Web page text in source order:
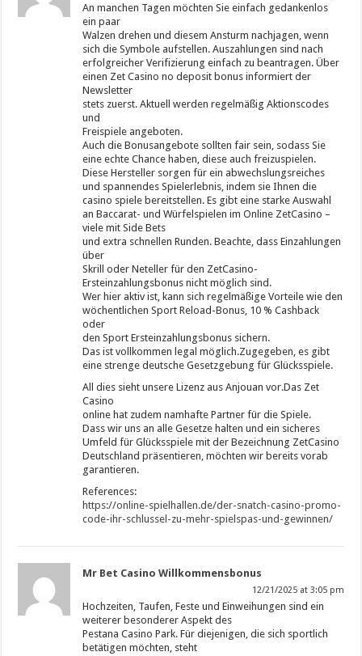
An manchen Tagen möchten Sie einfach gedankenlos
ein paar
Walzen drehen und diesem Ansturm nachjagen, wenn
sich die Symbole aufstellen. Auszahlungen sind nach
erfolgreicher Verifizierung einfach zu beantragen. Über
einen Zet Casino no deposit bonus informiert der
Newsletter
stets zuerst. Aktuell werden regelmäßig Aktionscodes
und
Freispiele angeboten.
Auch die Bonusangebote sollten fair sein, sodass Sie
eine echte Chance haben, diese auch freizuspielen.
Diese Hersteller sorgen für ein abwechslungsreiches
und spannendes Spielerlebnis, indem sie Ihnen die
casino spiele bereitstellen. Es gibt eine starke Auswahl
an Baccarat- und Würfelspielen im Online ZetCasino –
viele mit Side Bets
und extra schnellen Runden. Beachte, dass Einzahlungen
über
Skrill oder Neteller für den ZetCasino-
Ersteinzahlungsbonus nicht möglich sind.
Wer hier aktiv ist, kann sich regelmäßige Vorteile wie den
wöchentlichen Sport Reload-Bonus, 10 % Cashback
oder
den Sport Ersteinzahlungsbonus sichern.
Das ist vollkommen legal möglich.Zugegeben, es gibt
eine strenge deutsche Gesetzgebung für Glücksspiele.
All dies sieht unsere Lizenz aus Anjouan vor.Das Zet
Casino
online hat zudem namhafte Partner für die Spiele.
Dass wir uns an alle Gesetze halten und ein sicheres
Umfeld für Glücksspiele mit der Bezeichnung ZetCasino
Deutschland präsentieren, möchten wir bereits vorab
garantieren.
References:
https://online-spielhallen.de/der-snatch-casino-promo-
code-ihr-schlussel-zu-mehr-spielspas-und-gewinnen/
Mr Bet Casino Willkommensbonus
12/21/2025 at 3:05 pm
Hochzeiten, Taufen, Feste und Einweihungen sind ein
weiterer besonderer Aspekt des
Pestana Casino Park. Für diejenigen, die sich sportlich
betätigen möchten, steht